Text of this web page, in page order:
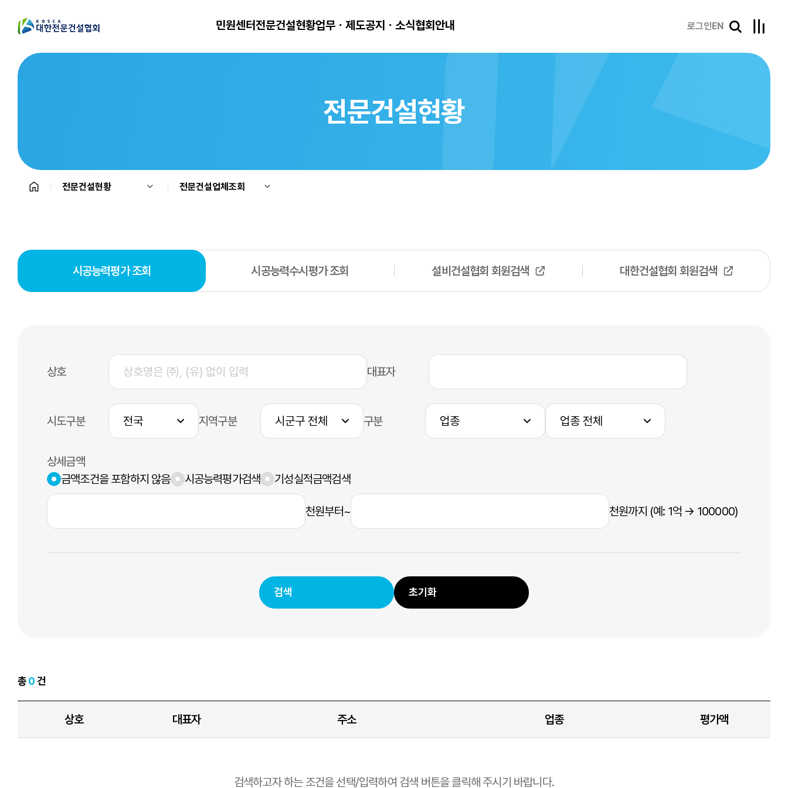
민원센터전문건설현황업무ㆍ제도공지ㆍ소식협회안내 로그인EN
전문건설현황
전문건설현황 전문건설업체조회
시공능력평가 조회 시공능력수시평가 조회 설비건설협회 회원검색 대한건설협회 회원검색
상호 대표자
시도구분 지역구분 구분
상세금액
금액조건을 포함하지 않음
시공능력평가검색 기성실적금액검색
천원부터~ 천원까지 (예: 1억 → 100000)
검색 초기화
총0건
상호 대표자 주소 업종 평가액
검색하고자 하는 조건을 선택/입력하여 검색 버튼을 클릭해 주시기 바랍니다.